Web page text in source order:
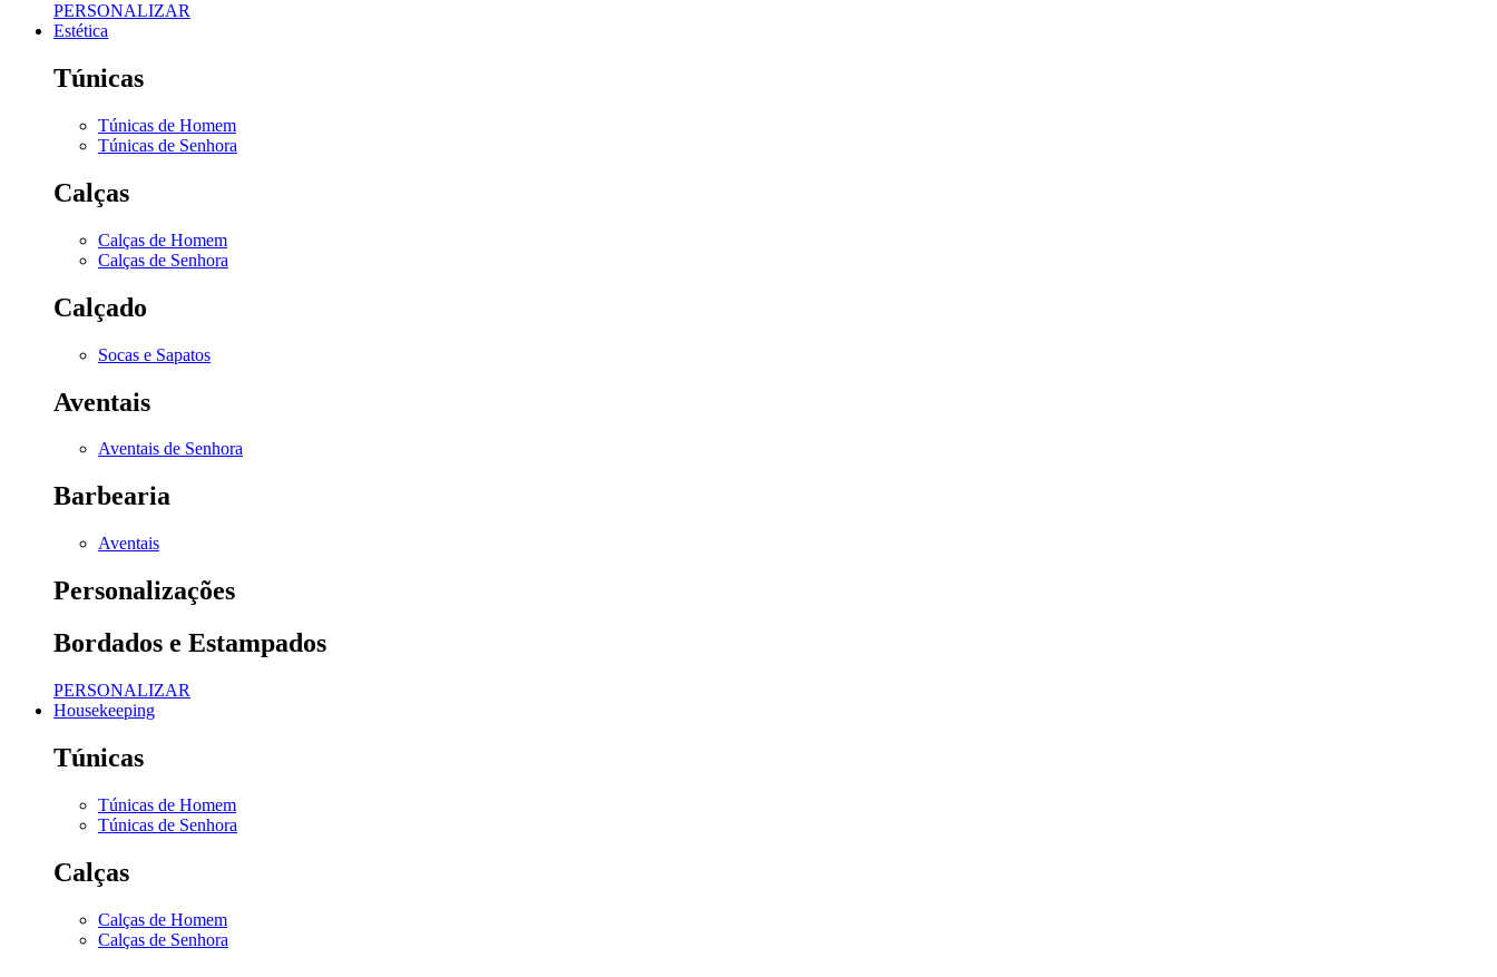
PERSONALIZAR
Estética
Túnicas
Túnicas de Homem
Túnicas de Senhora
Calças
Calças de Homem
Calças de Senhora
Calçado
Socas e Sapatos
Aventais
Aventais de Senhora
Barbearia
Aventais
Personalizações
Bordados e Estampados
PERSONALIZAR
Housekeeping
Túnicas
Túnicas de Homem
Túnicas de Senhora
Calças
Calças de Homem
Calças de Senhora